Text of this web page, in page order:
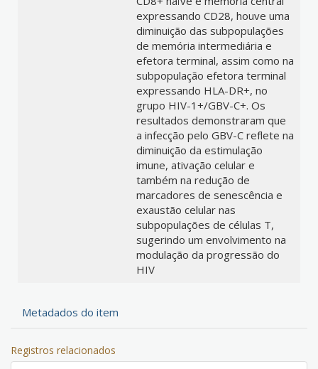
expressando CD28, houve uma
diminuição das subpopulações
de memória intermediária e
efetora terminal, assim como na
subpopulação efetora terminal
expressando HLA-DR+, no
grupo HIV-1+/GBV-C+. Os
resultados demonstraram que
a infecção pelo GBV-C reflete na
diminuição da estimulação
imune, ativação celular e
também na redução de
marcadores de senescência e
exaustão celular nas
subpopulações de células T,
sugerindo um envolvimento na
modulação da progressão do
HIV
Metadados do item
Registros relacionados